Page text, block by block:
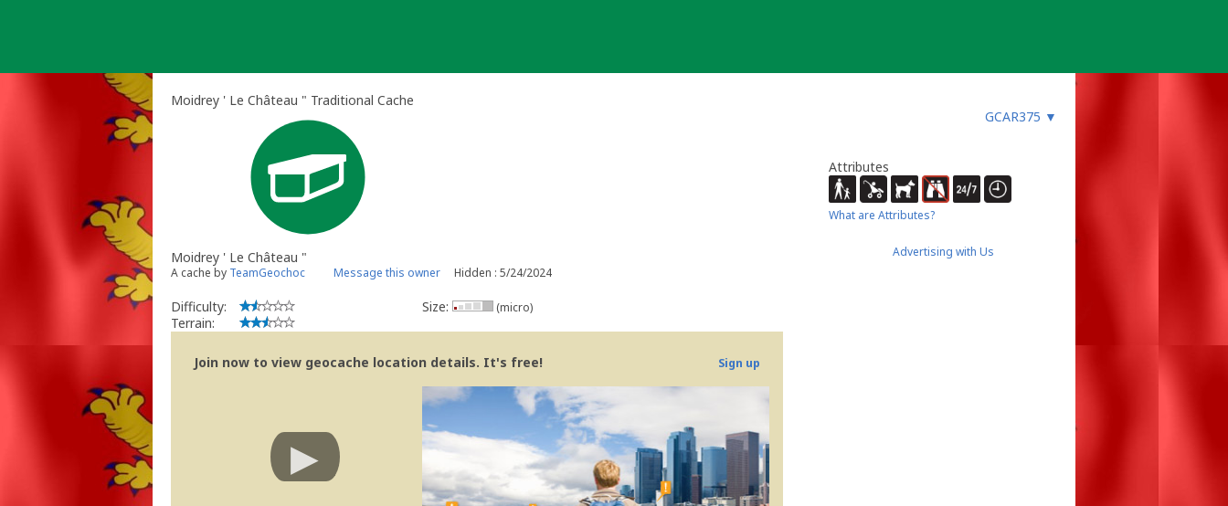
Moidrey ' Le Château " Traditional Cache
GCAR375 ▼
Moidrey ' Le Château "
A cache by TeamGeochoc Message this owner Hidden : 5/24/2024
Difficulty:
Terrain:
Size: (micro)
Join now to view geocache location details. It's free! Sign up
Attributes
What are Attributes?
Advertising with Us